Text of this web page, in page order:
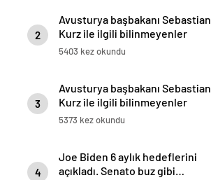
2
Avusturya başbakanı Sebastian
Kurz ile ilgili bilinmeyenler
5403 kez okundu
3
Avusturya başbakanı Sebastian
Kurz ile ilgili bilinmeyenler
5373 kez okundu
4
Joe Biden 6 aylık hedeflerini
açıkladı. Senato buz gibi…